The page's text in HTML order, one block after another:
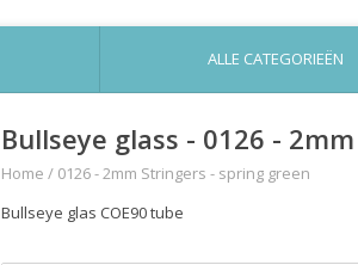
ALLE CATEGORIEËN
Bullseye glass - 0126 -
Home / 0126 - 2mm Stringers - spring green
Bullseye glas COE90 tube